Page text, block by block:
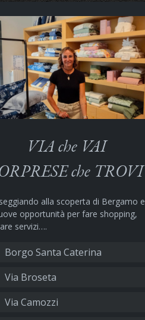
VIA che VAI
che TROVI
alla scoperta di Bergamo e
opportunità per fare shopping,
servizi….
Borgo Santa Caterina
Via Broseta
Via Camozzi